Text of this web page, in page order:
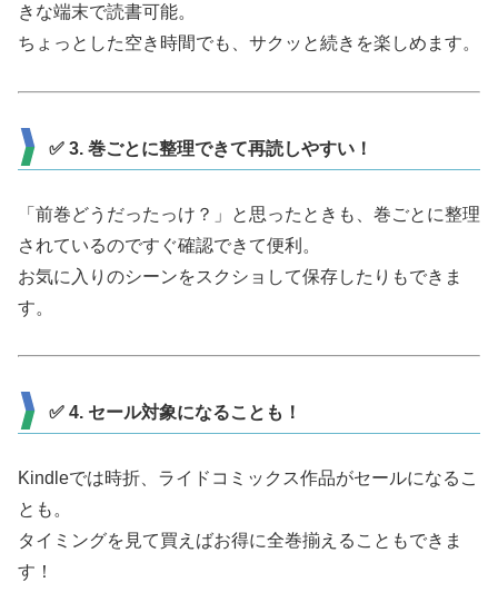
きな端末で読書可能。
ちょっとした空き時間でも、サクッと続きを楽しめます。
✅ 3. 巻ごとに整理できて再読しやすい！
「前巻どうだったっけ？」と思ったときも、巻ごとに整理
されているのですぐ確認できて便利。
お気に入りのシーンをスクショして保存したりもできま
す。
✅ 4. セール対象になることも！
Kindleでは時折、ライドコミックス作品がセールになるこ
とも。
タイミングを見て買えばお得に全巻揃えることもできま
す！